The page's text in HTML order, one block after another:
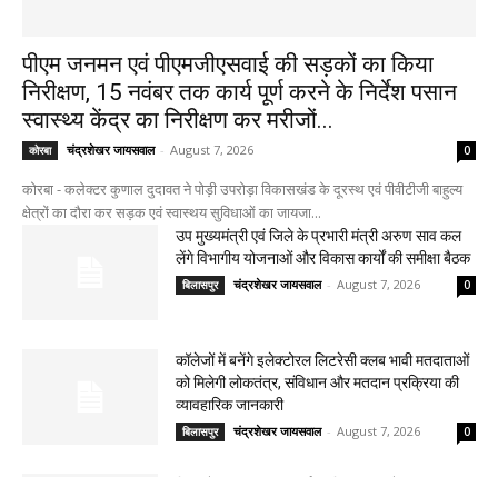
पीएम जनमन एवं पीएमजीएसवाई की सड़कों का किया
निरीक्षण, 15 नवंबर तक कार्य पूर्ण करने के निर्देश पसान
स्वास्थ्य केंद्र का निरीक्षण कर मरीजों...
कोरबा चंद्रशेखर जायसवाल - August 7, 2026 0
कोरबा - कलेक्टर कुणाल दुदावत ने पोड़ी उपरोड़ा विकासखंड के दूरस्थ एवं पीवीटीजी बाहुल्य
क्षेत्रों का दौरा कर सड़क एवं स्वास्थय सुविधाओं का जायजा...
उप मुख्यमंत्री एवं जिले के प्रभारी मंत्री अरुण साव कल
लेंगे विभागीय योजनाओं और विकास कार्यों की समीक्षा बैठक
बिलासपुर चंद्रशेखर जायसवाल - August 7, 2026 0
कॉलेजों में बनेंगे इलेक्टोरल लिटरेसी क्लब भावी मतदाताओं
को मिलेगी लोकतंत्र, संविधान और मतदान प्रक्रिया की
व्यावहारिक जानकारी
बिलासपुर चंद्रशेखर जायसवाल - August 7, 2026 0